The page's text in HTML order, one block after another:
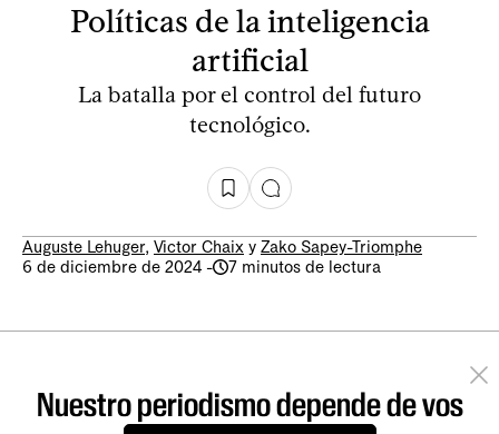
Políticas de la inteligencia
artificial
La batalla por el control del futuro
tecnológico.
Auguste Lehuger, Victor Chaix y Zako Sapey-Triomphe
6 de diciembre de 2024 - 7 minutos de lectura
Nuestro periodismo depende de vos